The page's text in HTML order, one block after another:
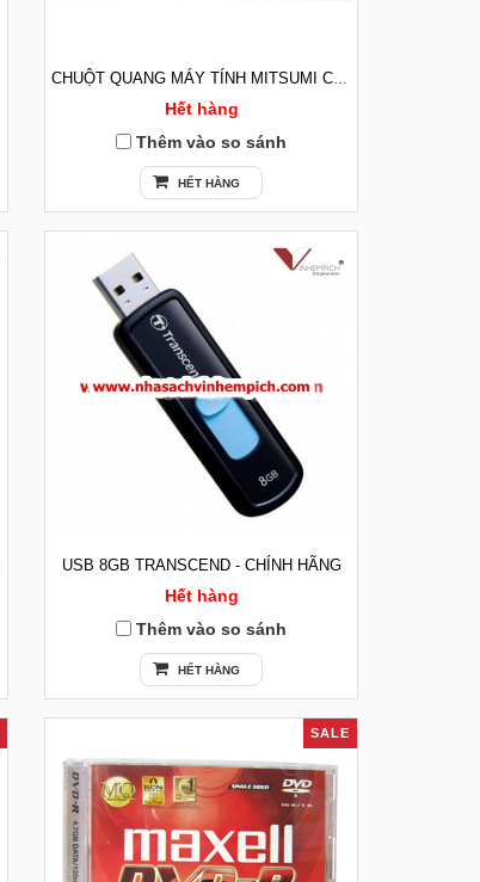
CHUỘT QUANG MÁY TÍNH MITSUMI CÓ DÂY USB
Hết hàng
Thêm vào so sánh
HẾT HÀNG
USB 8GB TRANSCEND - CHÍNH HÃNG
Hết hàng
Thêm vào so sánh
HẾT HÀNG
SALE